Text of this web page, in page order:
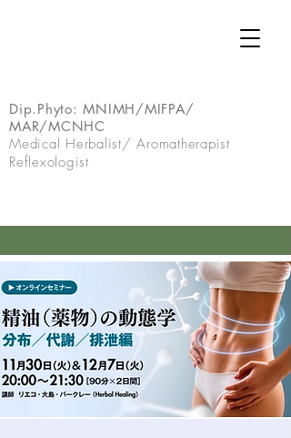
Dip.Phyto: MNIMH/MIFPA/
MAR/MCNHC
Medical Herbalist/ Aromatherapist
Reflexologist